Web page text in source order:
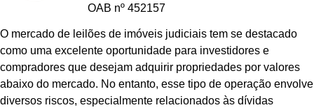
OAB nº 452157
O mercado de leilões de imóveis judiciais tem se destacado
como uma excelente oportunidade para investidores e
compradores que desejam adquirir propriedades por valores
abaixo do mercado. No entanto, esse tipo de operação envolve
diversos riscos, especialmente relacionados às dívidas